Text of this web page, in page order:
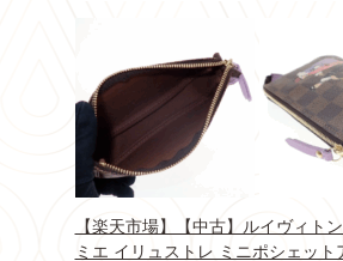
【楽天市場】【中古】ルイヴィト
ミエ イリュストレ ミニポシェット